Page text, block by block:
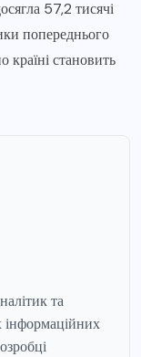
57,2 тисячі
попереднього
країні становить
та
інформаційних